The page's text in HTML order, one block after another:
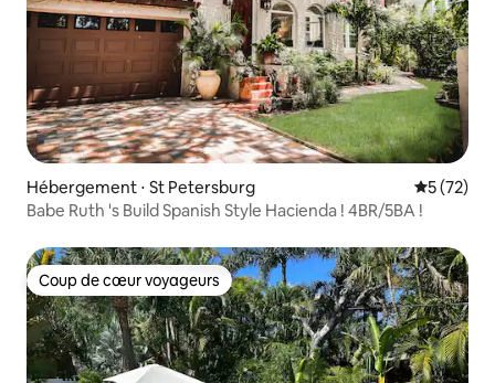
Hébergement ⋅ St Petersburg
5 (72)
Babe Ruth 's Build Spanish Style Hacienda ! 4BR/5BA !
Coup de cœur voyageurs
Coup de cœur voyageurs